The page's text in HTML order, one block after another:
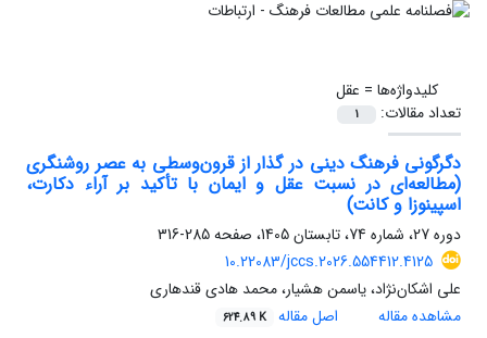
کلیدواژه‌ها = عقل
تعداد مقالات:
1
دگرگونی فرهنگ دینی در گذار از قرون‌وسطی به عصر روشنگری
(مطالعه‌ای در نسبت عقل و ایمان با تأکید بر آراء دکارت،
اسپینوزا و کانت)
دوره 27، شماره 74، تابستان 1405، صفحه
285-316
10.22083/jccs.2026.554412.4125
علی اشکان‌نژاد، یاسمن هشیار، محمد هادی قندهاری
مشاهده مقاله
اصل مقاله 624.89 K